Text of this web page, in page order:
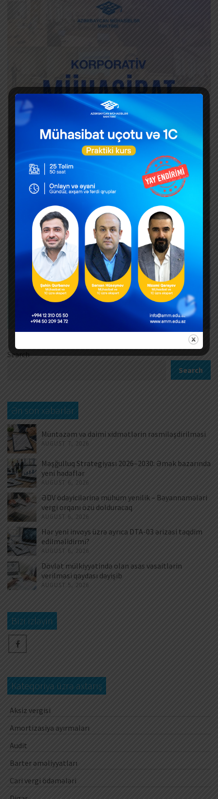
Search
Search
Ən son xəbərlər
Müntəzəm və daimi xidmətlərin rəsmiləşdirilməsi
AUGUST 7, 2026
Məşğulluq Strategiyası 2026–2030: Əmək bazarında
yeni hədəflər
AUGUST 6, 2026
ƏDV ödəyicilərinə mühüm yenilik – Bəyannamələri
vergi orqanı özü dolduracaq
AUGUST 6, 2026
Hər yeni invoys üzrə ayrıca DTA-03 ərizəsi təqdim
edilməlidirmi?
AUGUST 6, 2026
Dövlət mülkiyyətində olan əsas vəsaitlərin
verilməsi qaydası dəyişib
AUGUST 5, 2026
Bizi izləyin
Kateqoriya üzrə axtarış
Aksiz vergisi
Amortizasiya ayırmaları
Audit
Barter əməliyyatları
Cari vergi ödəmələri